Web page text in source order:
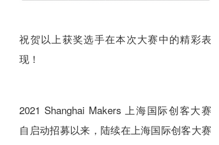
祝贺以上获奖选手在本次大赛中的精彩表
现！
2021 Shanghai Makers 上海国际创客大赛
自启动招募以来，陆续在上海国际创客大赛